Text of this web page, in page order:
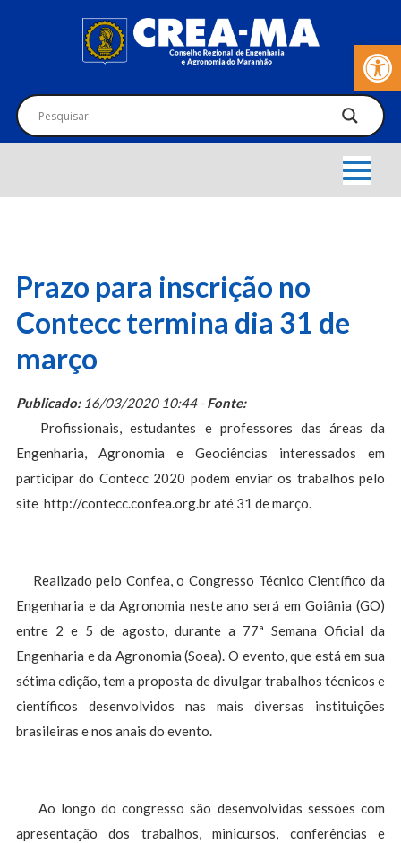
Barra de
Prazo para inscrição no
Contecc termina dia 31 de
março
Publicado:16/03/2020 10:44 -Fonte:
Profissionais, estudantes e professores das áreas da
Engenharia, Agronomia e Geociências interessados em
participar do Contecc 2020 podem enviar os trabalhos pelo
site http://contecc.confea.org.br até 31 de março.
Realizado pelo Confea, o Congresso Técnico Científico da
Engenharia e da Agronomia neste ano será em Goiânia (GO)
entre 2 e 5 de agosto, durante a 77ª Semana Oficial da
Engenharia e da Agronomia (Soea). O evento, que está em sua
sétima edição, tem a proposta de divulgar trabalhos técnicos e
científicos desenvolvidos nas mais diversas instituições
brasileiras e nos anais do evento.
Ao longo do congresso são desenvolvidas sessões com
apresentação dos trabalhos, minicursos, conferências e